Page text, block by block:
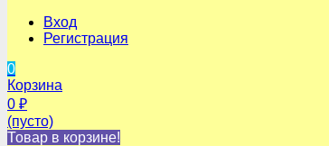
Вход
Регистрация
0
Корзина
0 ₽
(пусто)
Товар в корзине!